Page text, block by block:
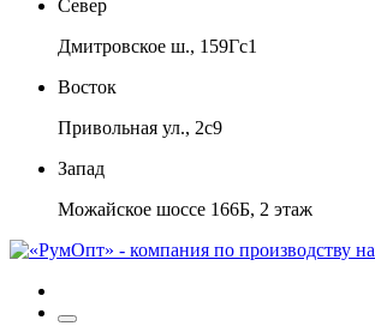
Север
Дмитровское ш., 159Гс1
Восток
Привольная ул., 2с9
Запад
Можайское шоссе 166Б, 2 этаж